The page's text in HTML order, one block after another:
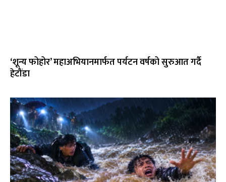
‘शून्य फोहोर’ महाअभियानमार्फत पर्यटन वर्षको सुरुआत गर्दै
हेटौंडा